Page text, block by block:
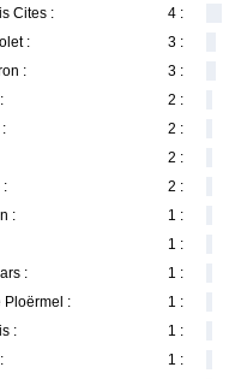
Cites :
4 :
:
3 :
:
3 :
2 :
2 :
2 :
:
2 :
:
1 :
1 :
:
1 :
Ploërmel :
1 :
:
1 :
1 :